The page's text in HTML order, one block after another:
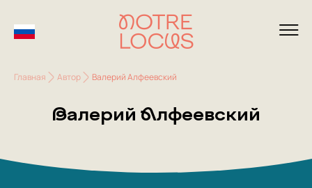
Главная Автор Валерий Алфеевский
Валерий Алфеевский